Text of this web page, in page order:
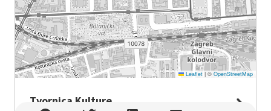
Leaflet |© OpenStreetMap
Tvornica Kulture